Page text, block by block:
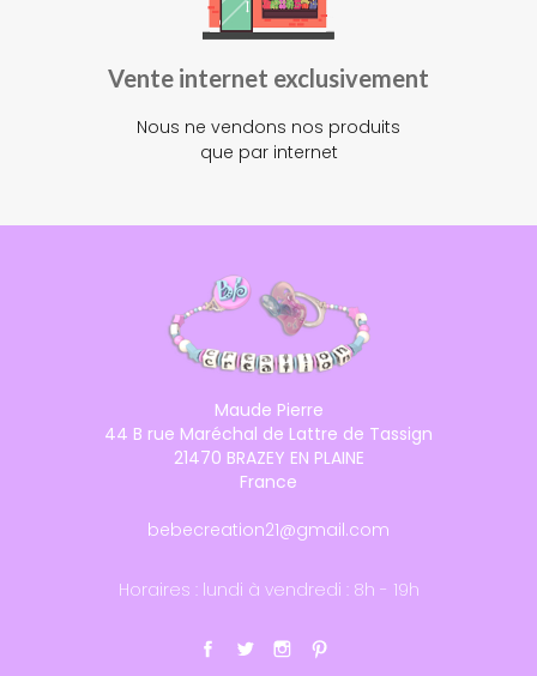
Vente internet exclusivement
Nous ne vendons nos produits
que par internet
Maude Pierre
44 B rue Maréchal de Lattre de Tassign
21470 BRAZEY EN PLAINE
France
bebecreation21@gmail.com
Horaires : lundi à vendredi : 8h - 19h